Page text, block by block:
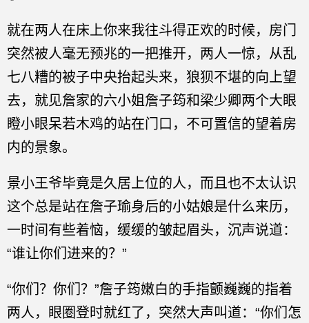
就在两人在床上你来我往斗得正欢的时候，房门
突然被人毫无预兆的一把推开，两人一惊，从乱
七八糟的被子中央抬起头来，狼狈不堪的向上望
去，就见詹家的六小姐詹子筠和梁少卿两个大眼
瞪小眼呆若木鸡的站在门口，不可置信的望着房
内的景象。
景小王爷毕竟是久居上位的人，而且也不太认识
这个总是站在詹子瑜身后的小姑娘是什么来历，
一时间有些着恼，缓缓的皱起眉头，沉声说道：
“谁让你们进来的？”
“你们？你们？”詹子筠嫩白的手指颤巍巍的指着
两人，眼圈登时就红了，突然大声叫道：“你们怎